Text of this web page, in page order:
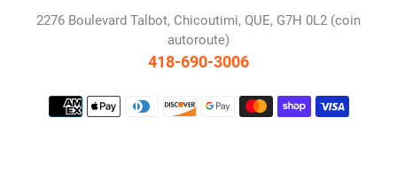
2276 Boulevard Talbot, Chicoutimi, QUE, G7H 0L2 (coin
autoroute)
418-690-3006
Moyens
de